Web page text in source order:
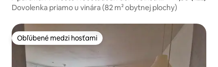
ße
Dovolenka priamo u vinára (82 m² obytnej plochy)
Obľúbené medzi hosťami
Obľúbené medzi hosťami